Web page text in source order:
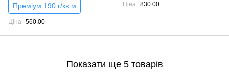
Преміум 190 г/кв.м
Ціна 560.00
Ціна 830.00
Показати ще 5 товарів